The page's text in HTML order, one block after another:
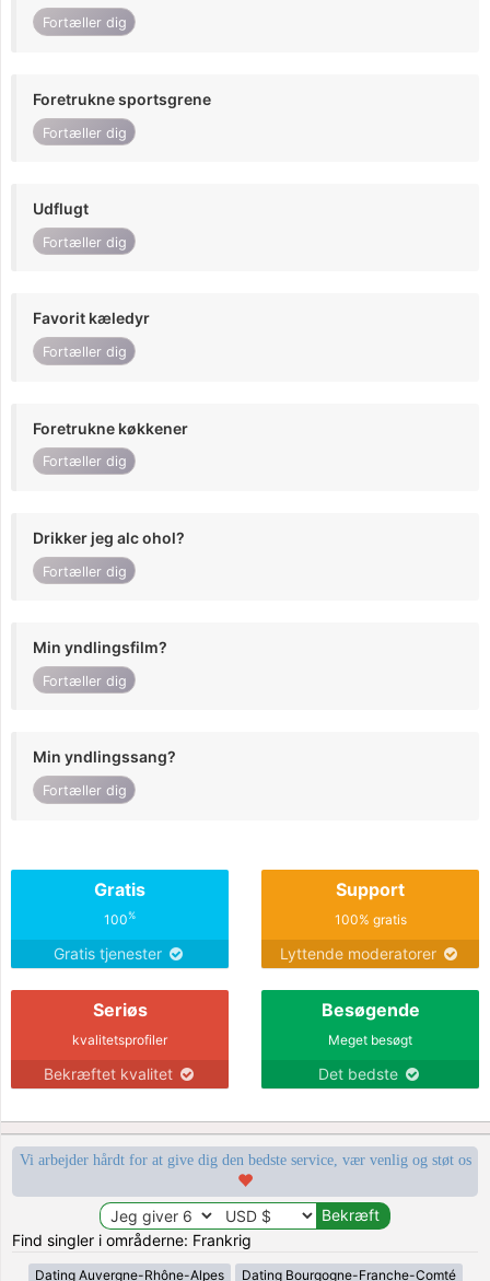
Fortæller dig
Foretrukne sportsgrene
Fortæller dig
Udflugt
Fortæller dig
Favorit kæledyr
Fortæller dig
Foretrukne køkkener
Fortæller dig
Drikker jeg alc ohol?
Fortæller dig
Min yndlingsfilm?
Fortæller dig
Min yndlingssang?
Fortæller dig
Gratis
100%
Gratis tjenester
Support
100% gratis
Lyttende moderatorer
Seriøs
kvalitetsprofiler
Bekræftet kvalitet
Besøgende
Meget besøgt
Det bedste
Vi arbejder hårdt for at give dig den bedste service, vær venlig og støt os
Find singler i områderne: Frankrig
Dating Auvergne-Rhône-Alpes Dating Bourgogne-Franche-Comté